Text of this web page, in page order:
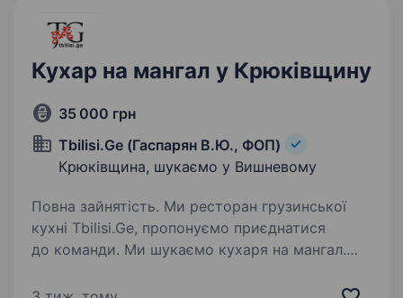
Кухар на мангал у Крюківщину
35 000 грн
Tbilisi.Ge (Гаспарян В.Ю., ФОП)
Крюківщина, шукаємо у Вишневому
Повна зайнятість. Ми ресторан грузинської
кухні Tbilisi.Ge, пропонуємо приєднатися
до команди. Ми шукаємо кухаря на мангал.
вітається. Вміння працювати у команді.